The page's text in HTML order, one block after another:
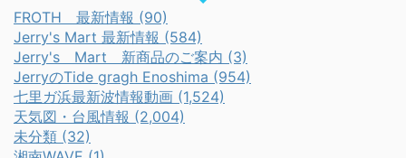
FROTH 最新情報 (90)
Jerry's Mart 最新情報 (584)
Jerry's Mart 新商品のご案内 (3)
JerryのTide gragh Enoshima (954)
七里ガ浜最新波情報動画 (1,524)
天気図・台風情報 (2,004)
未分類 (32)